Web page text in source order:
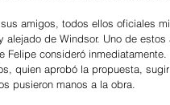
amigos, todos ellos oficiales
alejado de Windsor. Uno de
Felipe consideró
quien aprobó la propuesta,
pusieron manos a la obra.